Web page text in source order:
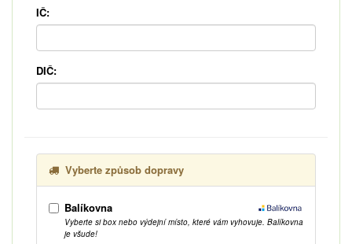
IČ:
DIČ:
Vyberte způsob dopravy
Balíkovna
Vyberte si box nebo výdejní místo, které vám vyhovuje. Balíkovna
je všude!